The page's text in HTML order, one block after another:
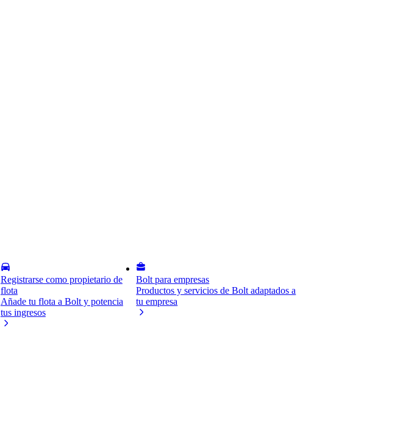
Registrarse como propietario de
flota
Añade tu flota a Bolt y potencia
tus ingresos
Bolt para empresas
Productos y servicios de Bolt adaptados a
tu empresa